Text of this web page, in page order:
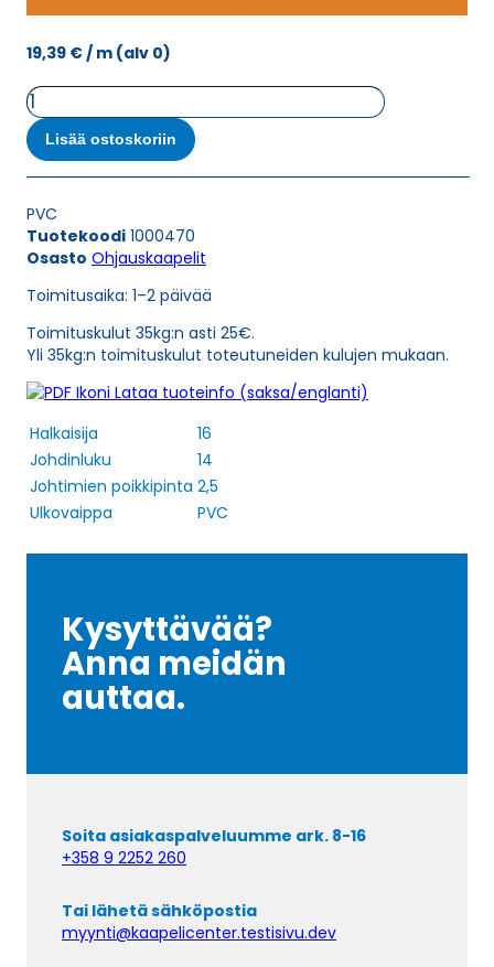
19,39 €/ m (alv 0)
Ohjauskaapeli
ÖPVC-
JZ
14G2,5
määrä
Lisää ostoskoriin
PVC
Tuotekoodi 1000470
Osasto Ohjauskaapelit
Toimitusaika: 1–2 päivää
Toimituskulut 35kg:n asti 25€.
Yli 35kg:n toimituskulut toteutuneiden kulujen mukaan.
Lataa tuoteinfo (saksa/englanti)
Halkaisija
16
Johdinluku
14
Johtimien poikkipinta 2,5
Ulkovaippa
PVC
Kysyttävää?
Anna meidän
auttaa.
Soita asiakaspalveluumme ark. 8-16
+358 9 2252 260
Tai lähetä sähköpostia
myynti@kaapelicenter.testisivu.dev